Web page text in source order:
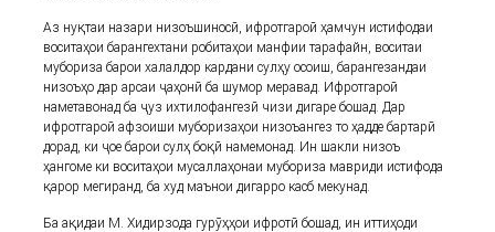
Аз нуқтаи назари низоъшиносӣ, ифротгароӣ ҳамчун истифодаи
воситаҳои барангехтани робитаҳои манфии тарафайн, воситаи
мубориза барои халалдор кардани сулҳу осоиш, барангезандаи
низоъҳо дар арсаи ҷаҳонӣ ба шумор меравад. Ифротгароӣ
наметавонад ба ҷуз ихтилофангезӣ чизи дигаре бошад. Дар
ифротгароӣ афзоиши муборизаҳои низоъангез то ҳадде бартарӣ
дорад, ки ҷое барои сулҳ боқӣ намемонад. Ин шакли низоъ
ҳангоме ки воситаҳои мусаллаҳонаи мубориза мавриди истифода
қарор мегиранд, ба худ маънои дигарро касб мекунад.
Ба ақидаи М. Хидирзода гурӯҳҳои ифротӣ бошад, ин иттиҳоди